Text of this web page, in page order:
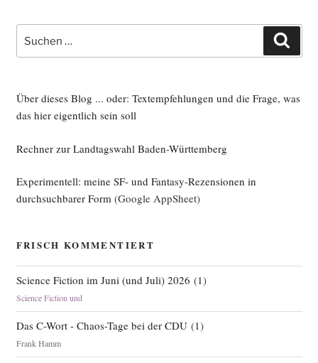
nach:
Über dieses Blog ... oder: Textempfehlungen und die Frage, was
das hier eigentlich sein soll
Rechner zur Landtagswahl Baden-Württemberg
Experimentell: meine SF- und Fantasy-Rezensionen in
durchsuchbarer Form(Google AppSheet)
FRISCH KOMMENTIERT
Science Fiction im Juni (und Juli) 2026 (1)
Science Fiction und
Das C-Wort - Chaos-Tage bei der CDU(1)
Frank Hamm